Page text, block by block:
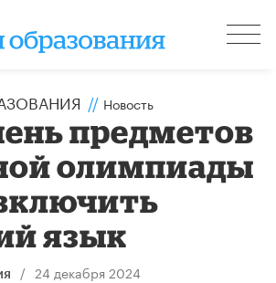
// Новость
предметов
олимпиады
язык
/ 24 декабря 2024